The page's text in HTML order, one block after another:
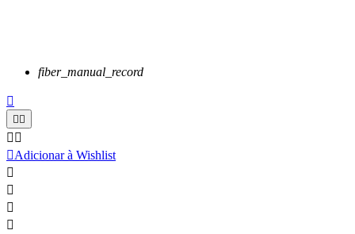
fiber_manual_record

 
 
Adicionar à Wishlist



